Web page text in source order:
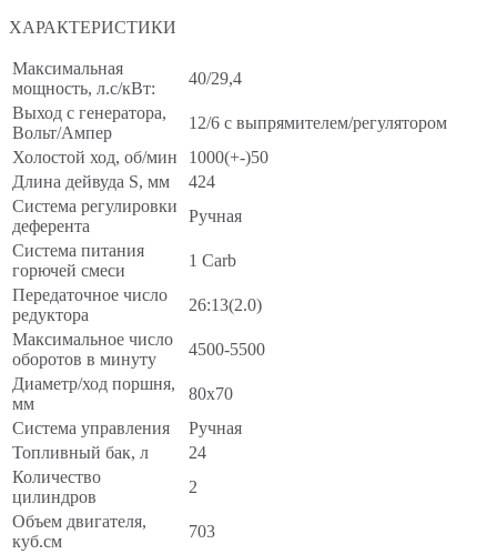
ХАРАКТЕРИСТИКИ
Максимальная
мощность, л.с/кВт:
40/29,4
Выход с генератора,
Вольт/Ампер
12/6 с выпрямителем/регулятором
Холостой ход, об/мин
1000(+-)50
Длина дейвуда S, мм
424
Система регулировки
деферента
Ручная
Система питания
горючей смеси
1 Carb
Передаточное число
редуктора
26:13(2.0)
Максимальное число
оборотов в минуту
4500-5500
Диаметр/ход поршня,
мм
80х70
Система управления
Ручная
Топливный бак, л
24
Количество
цилиндров
2
Объем двигателя,
куб.см
703